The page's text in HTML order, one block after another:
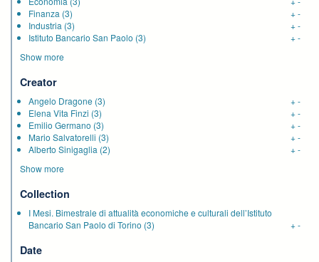
Finanza (3) +-
Industria (3) +-
Istituto Bancario San Paolo (3) +-
Show more
Creator
Angelo Dragone (3) +-
Elena Vita Finzi (3) +-
Emilio Germano (3) +-
Mario Salvatorelli (3) +-
Alberto Sinigaglia (2) +-
Show more
Collection
I Mesi. Bimestrale di attualità economiche e culturali dell’Istituto
Bancario San Paolo di Torino (3) +-
Date